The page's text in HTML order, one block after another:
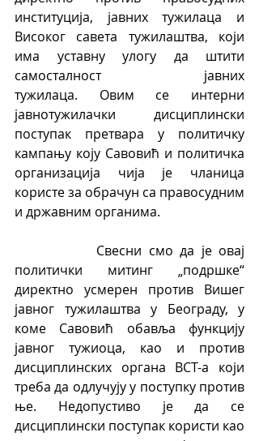
институција, јавних тужилаца и
Високог савета тужилаштва, који
има уставну улогу да штити
самосталност јавних
тужилаца. Овим се интерни
јавнотужилачки дисциплински
поступак претвара у политичку
кампању коју Савовић и политичка
организација чија је чланица
користе за обрачун са правосудним
и државним органима.
Свесни смо да је овај
политички митинг „подршке“
директно усмерен против Вишег
јавног тужилаштва у Београду, у
коме Савовић обавља функцију
јавног тужиоца, као и против
дисциплинских органа ВСТ-а који
треба да одлучују у поступку против
ње. Недопустиво је да се
дисциплински поступак користи као